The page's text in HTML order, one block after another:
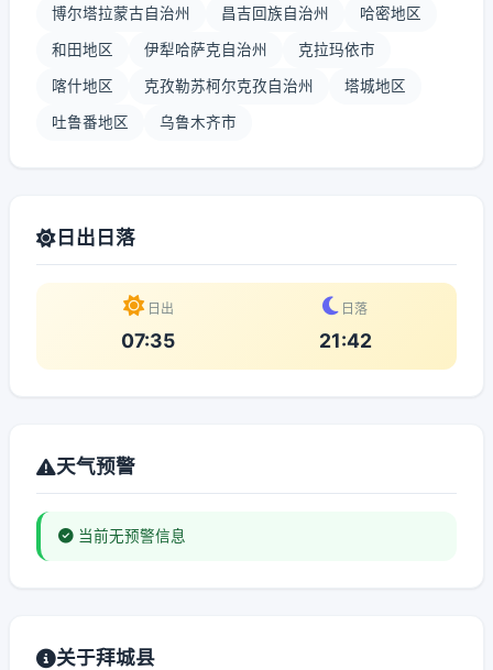
博尔塔拉蒙古自治州 昌吉回族自治州 哈密地区
和田地区 伊犁哈萨克自治州 克拉玛依市
喀什地区 克孜勒苏柯尔克孜自治州 塔城地区
吐鲁番地区 乌鲁木齐市
日出日落
日出
07:35
日落
21:42
天气预警
当前无预警信息
关于拜城县